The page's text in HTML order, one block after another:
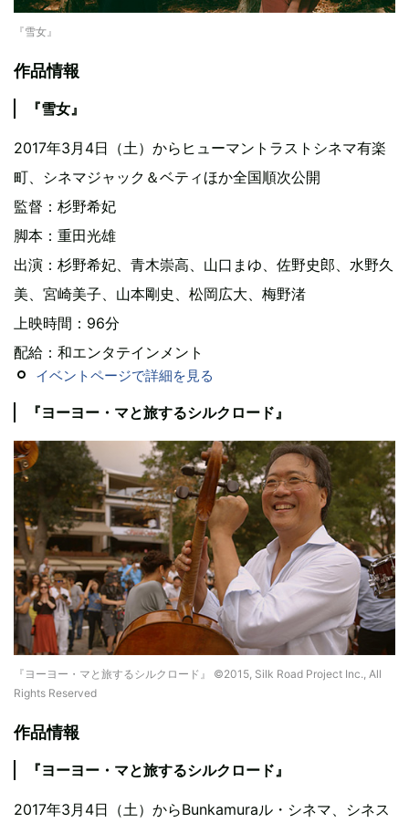
『雪女』
作品情報
『雪女』
2017年3月4日（土）からヒューマントラストシネマ有楽
町、シネマジャック＆ベティほか全国順次公開
監督：杉野希妃
脚本：重田光雄
出演：杉野希妃、青木崇高、山口まゆ、佐野史郎、水野久
美、宮崎美子、山本剛史、松岡広大、梅野渚
上映時間：96分
配給：和エンタテインメント
イベントページで詳細を見る
『ヨーヨー・マと旅するシルクロード』
『ヨーヨー・マと旅するシルクロード』 ©2015, Silk Road Project Inc., All
Rights Reserved
作品情報
『ヨーヨー・マと旅するシルクロード』
2017年3月4日（土）からBunkamuraル・シネマ、シネス